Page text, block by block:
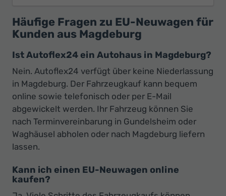
Häufige Fragen zu EU-Neuwagen für
Kunden aus Magdeburg
Ist Autoflex24 ein Autohaus in Magdeburg?
Nein. Autoflex24 verfügt über keine Niederlassung
in Magdeburg. Der Fahrzeugkauf kann bequem
online sowie telefonisch oder per E-Mail
abgewickelt werden. Ihr Fahrzeug können Sie
nach Terminvereinbarung in Gundelsheim oder
Waghäusel abholen oder nach Magdeburg liefern
lassen.
Kann ich einen EU-Neuwagen online
kaufen?